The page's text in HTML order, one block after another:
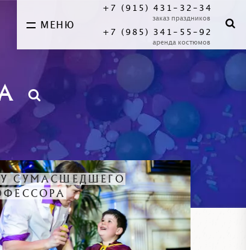
МЕНЮ
+7 (915) 431-32-34
заказ праздников
+7 (985) 341-55-92
аренда костюмов
СУМАСШЕДШЕГО